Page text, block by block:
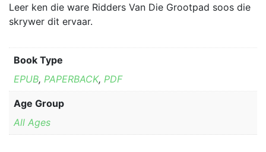
Leer ken die ware Ridders Van Die Grootpad soos die
skrywer dit ervaar.
Book Type
EPUB, PAPERBACK, PDF
Age Group
All Ages